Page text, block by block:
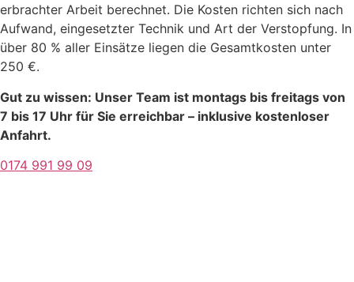
erbrachter Arbeit berechnet. Die Kosten richten sich nach
Aufwand, eingesetzter Technik und Art der Verstopfung. In
über 80 % aller Einsätze liegen die Gesamtkosten unter
250 €.
Gut zu wissen: Unser Team ist montags bis freitags von
7 bis 17 Uhr für Sie erreichbar – inklusive kostenloser
Anfahrt.
0174 991 99 09